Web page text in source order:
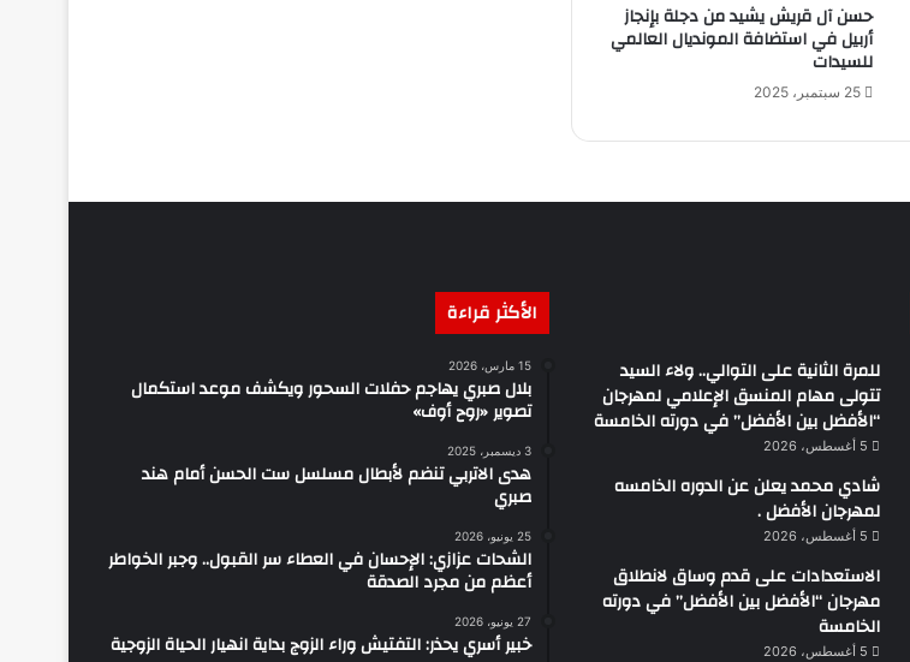
حسن آل قريش يشيد من دجلة بإنجاز
أربيل في استضافة المونديال العالمي
للسيدات
25 سبتمبر، 2025
للمرة الثانية على التوالي.. ولاء السيد
تتولى مهام المنسق الإعلامي لمهرجان
“الأفضل بين الأفضل” في دورته الخامسة
5 أغسطس، 2026
شادي محمد يعلن عن الدوره الخامسه
لمهرجان الأفضل .
5 أغسطس، 2026
الاستعدادات على قدم وساق لانطلاق
مهرجان “الأفضل بين الأفضل” في دورته
الخامسة
5 أغسطس، 2026
الأكثر قراءة
15 مارس، 2026
بلال صبري يهاجم حفلات السحور ويكشف موعد استكمال
تصوير «روح أوف»
3 ديسمبر، 2025
هدى الاتربي تنضم لأبطال مسلسل ست الحسن أمام هند
صبري
25 يونيو، 2026
الشحات عزازي: الإحسان في العطاء سر القبول.. وجبر الخواطر
أعظم من مجرد الصدقة
27 يونيو، 2026
خبير أسري يحذر: التفتيش وراء الزوج بداية انهيار الحياة الزوجية